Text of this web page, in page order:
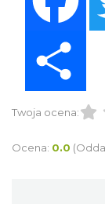
Twoja ocena:
Ocena: 0.0